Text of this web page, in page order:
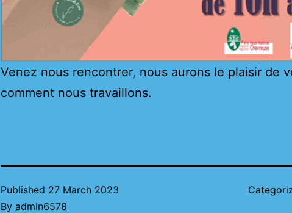
Venez nous rencontrer, nous aurons le plaisir de
comment nous travaillons.
Published 27 March 2023
By admin6578